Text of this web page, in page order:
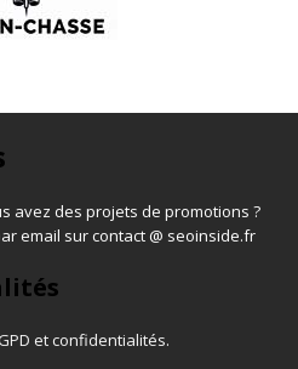
avez des projets de promotions ?
email sur contact @ seoinside.fr
et confidentialités.